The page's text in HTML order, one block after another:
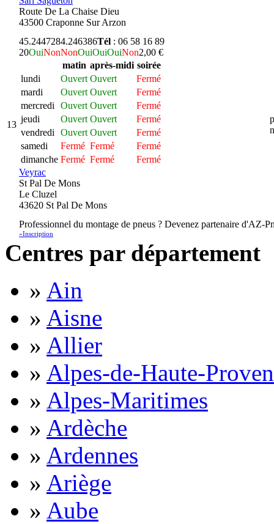
Route De La Chaise Dieu
43500 Craponne Sur Arzon
13
45.2447284.246386Tél : 06 58 16 89
20OuiNonNonOuiOuiOuiNon2,00 €
matin après-midi soirée
lundi
Ouvert Ouvert
Fermé
mardi
Ouvert Ouvert
Fermé
mercredi
Ouvert Ouvert
Fermé
jeudi
Ouvert Ouvert
Fermé
vendredi
Ouvert Ouvert
Fermé
samedi
Fermé Fermé
Fermé
dimanche Fermé Fermé
Fermé
Veyrac
St Pal De Mons
Le Cluzel
43620 St Pal De Mons
Professionnel du montage de pneus ? Devenez partenaire d'AZ-
»Inscription
Centres par département
» Ain
» Aisne
» Allier
» Alpes-de-Haute-
» Alpes-Maritimes
» Ardèche
» Ardennes
» Ariège
» Aube